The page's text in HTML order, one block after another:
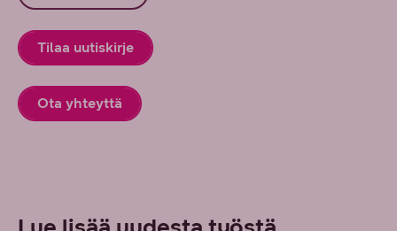
Tilaa uutiskirje
Ota yhteyttä